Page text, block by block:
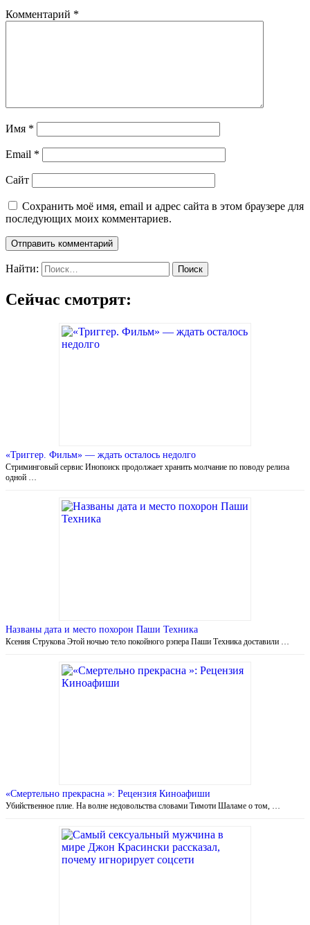
Комментарий *
Имя *
Email *
Сайт
Сохранить моё имя, email и адрес сайта в этом браузере для
последующих моих комментариев.
Найти:
Сейчас смотрят:
«Триггер. Фильм» — ждать осталось недолго
Стриминговый сервис Инопоиск продолжает хранить молчание по поводу релиза
одной …
Названы дата и место похорон Паши Техника
Ксения Струкова Этой ночью тело покойного рэпера Паши Техника доставили …
«Смертельно прекрасна »: Рецензия Киноафиши
Убийственное плие. На волне недовольства словами Тимоти Шаламе о том, …